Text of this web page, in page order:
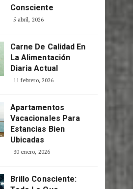
Compra Más
Informada Y
Carne De Calidad En
La Alimentación
Apartamentos
Vacacionales Para
Estancias Bien